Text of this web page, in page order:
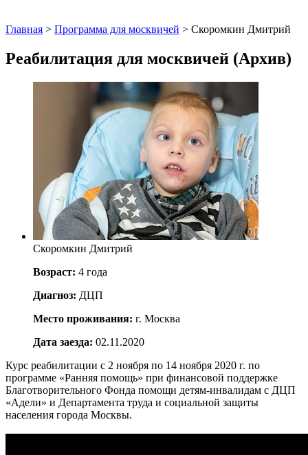
Главная > Программа для москвичей > Скоромкин Дмитрий
Реабилитация для москвичей (Архив)
Скоромкин Дмитрий
Возраст: 4 года
Диагноз: ДЦП
Место проживания: г. Москва
Дата заезда: 02.11.2020
Курс реабилитации с 2 ноября по 14 ноября 2020 г. по
программе «Ранняя помощь» при финансовой поддержке
Благотворительного Фонда помощи детям-инвалидам с ДЦП
«Адели» и Департамента труда и социальной защиты
населения города Москвы.